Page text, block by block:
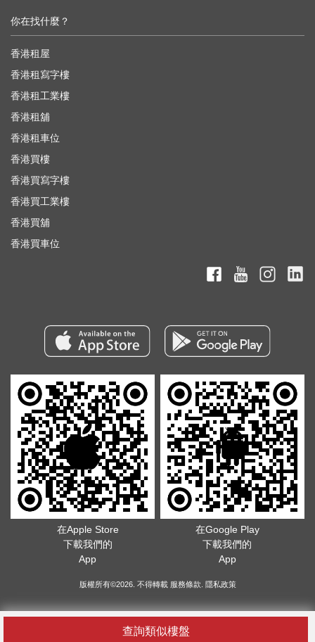
查詢類似樓盤
你在找什麼？
香港租屋
香港租寫字樓
香港租工業樓
香港租舖
香港租車位
香港買樓
香港買寫字樓
香港買工業樓
香港買舖
香港買車位
在Apple Store
下載我們的
App
在Google Play
下載我們的
App
版權所有©2026. 不得轉載 服務條款 隱私政策